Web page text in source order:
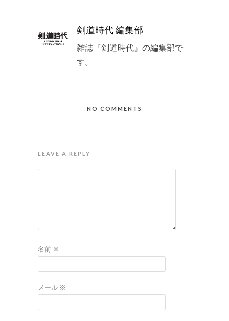
剣道時代 編集部
雑誌『剣道時代』の編集部で
す。
NO COMMENTS
LEAVE A REPLY
名前 ※
メール ※